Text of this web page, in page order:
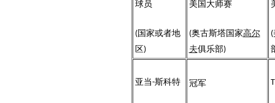
球员
(国家或者地
区)
美国大师赛
(奥古斯塔国家高尔
夫俱乐部)
(
亚当-斯科特 冠军